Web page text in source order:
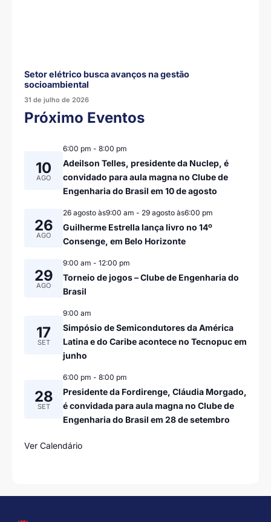
Setor elétrico busca avanços na gestão
socioambiental
31 de julho de 2026
Próximo Eventos
AGO
10
6:00 pm - 8:00 pm
Adeilson Telles, presidente da Nuclep, é
convidado para aula magna no Clube de
Engenharia do Brasil em 10 de agosto
AGO
26
26 agosto às9:00 am - 29 agosto às6:00 pm
Guilherme Estrella lança livro no 14º
Consenge, em Belo Horizonte
AGO
29
9:00 am - 12:00 pm
Torneio de jogos – Clube de Engenharia do
Brasil
SET
17
9:00 am
Simpósio de Semicondutores da América
Latina e do Caribe acontece no Tecnopuc em
junho
SET
28
6:00 pm - 8:00 pm
Presidente da Fordirenge, Cláudia Morgado,
é convidada para aula magna no Clube de
Engenharia do Brasil em 28 de setembro
Ver Calendário